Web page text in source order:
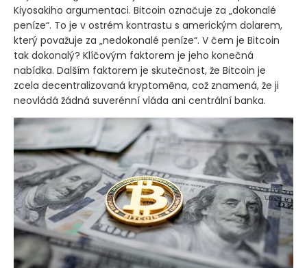
Kiyosakiho argumentaci. Bitcoin označuje za „dokonalé
peníze“. To je v ostrém kontrastu s americkým dolarem,
který považuje za „nedokonalé peníze“. V čem je Bitcoin
tak dokonalý? Klíčovým faktorem je jeho konečná
nabídka. Dalším faktorem je skutečnost, že Bitcoin je
zcela decentralizovaná kryptoměna, což znamená, že ji
neovládá žádná suverénní vláda ani centrální banka.